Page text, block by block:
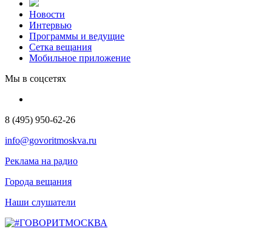
Новости
Интервью
Программы и ведущие
Сетка вещания
Мобильное приложение
Мы в соцсетях
8 (495) 950-62-26
info@govoritmoskva.ru
Реклама на радио
Города вещания
Наши слушатели